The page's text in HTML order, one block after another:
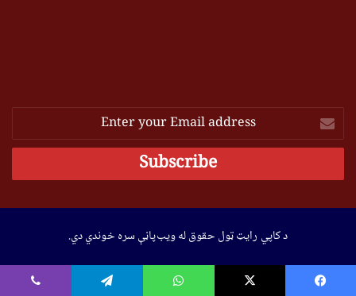
Enter
your
Email
د کاپي رایټ ټول حقوق له ویب‌پاڼې سره خوندي دي.